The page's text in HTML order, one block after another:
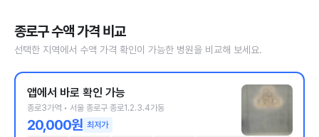
종로구 수액 가격 비교
선택한 지역에서 수액 가격 확인이 가능한 병원을 비교해 보세요.
앱에서 바로 확인 가능
종로3가역 • 서울 종로구 종로1.2.3.4가동
20,000원 최저가